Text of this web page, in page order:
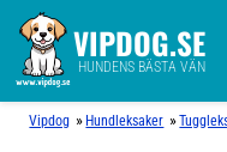
VIPDOG.SE
HUNDENS BÄSTA VÄN
Vipdog » Hundleksaker »